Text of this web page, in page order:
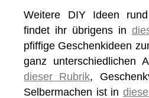
Weitere DIY Ideen
findet ihr übrigens in
pfiffige Geschenkideen
ganz unterschiedlichen
dieser Rubrik,
Selbermachen ist in